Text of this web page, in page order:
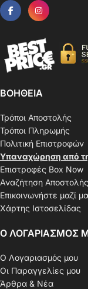
ΒΟΗΘΕΙΑ
Τρόποι Αποστολής
Τρόποι Πληρωμής
Πολιτική Επιστροφών
Υπαναχώρηση από
Επιστροφές Box Now
Αναζήτηση Αποστολής
Επικοινωνήστε μαζί
Χάρτης Ιστοσελίδας
Ο ΛΟΓΑΡΙΑΣΜΟΣ
Ο Λογαριασμός μου
Οι Παραγγελίες μου
Άρθρα & Νέα